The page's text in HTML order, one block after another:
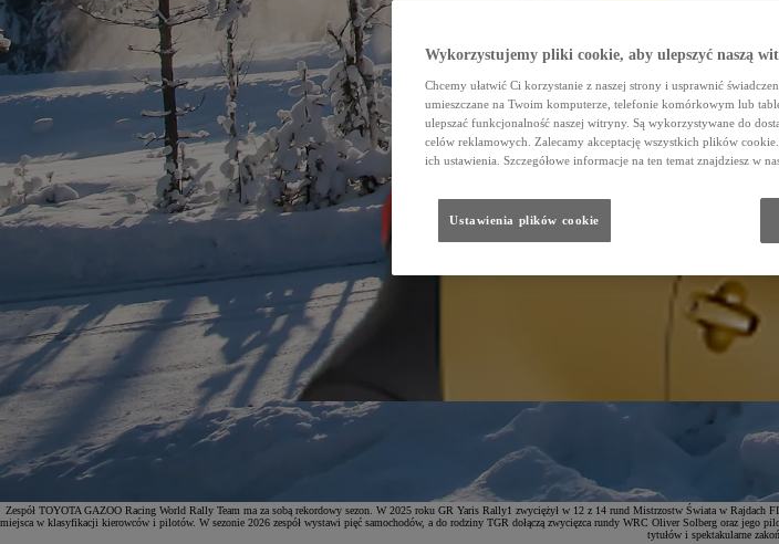
Zespół TOYOTA GAZOO Racing World Rally Team ma za sobą rekordowy sezon. W 2025 roku GR Yaris Rally1 zwyciężył w 12 z 14 rund Mistrzostw Świata w
miejsca w klasyfikacji kierowców i pilotów. W sezonie 2026 zespół wystawi pięć samochodów, a do rodziny TGR dołączą zwycięzca rundy WRC Oliver Solberg oraz jego
tytułów i spektakularne
Wykorzystujemy pliki cookie, aby ulepszyć naszą
Chcemy ułatwić Ci korzystanie z naszej strony i usprawnić
umieszczane na Twoim komputerze, telefonie komórkowym lub
ulepszać funkcjonalność naszej witryny. Są wykorzystywane do
celów reklamowych. Zalecamy akceptację wszystkich plików
ich ustawienia. Szczegółowe informacje na ten temat znajdziesz w
Ustawienia plików cookie